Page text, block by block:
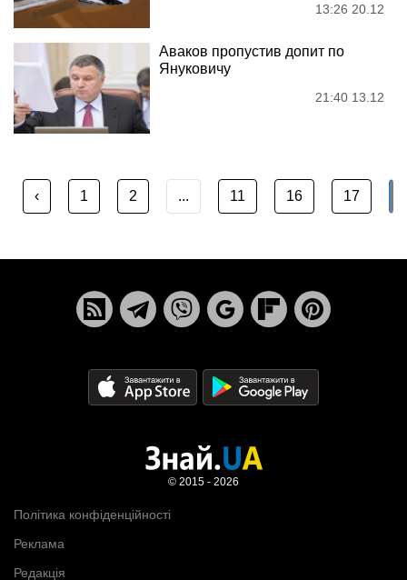
13:26 20.12
Аваков пропустив допит по
Януковичу
21:40 13.12
‹ 1 2 ... 11 16 17
Політика конфіденційності
Реклама
Редакція
© 2015 - 2026